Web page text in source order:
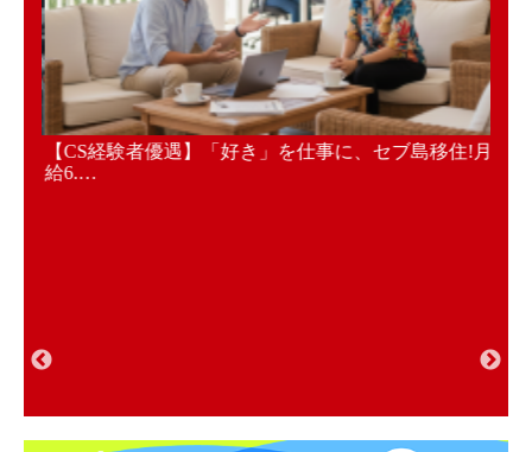
【CS経験者優遇】「好き」を仕事に、セブ島移住!月
給6.…